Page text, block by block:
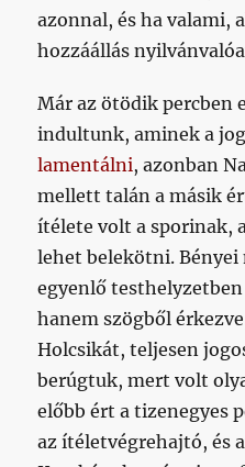
azonnal, és ha valami,
hozzáállás
Már az ötödik percben
indultunk, aminek a
lamentálni, azonban
mellett talán a másik
ítélete volt a sporinak,
lehet belekötni. Bényei
egyenlő
hanem szögből
Holcsikát, teljesen
berúgtuk, mert volt
előbb ért a tizenegyes
az ítéletvégrehajtó, és